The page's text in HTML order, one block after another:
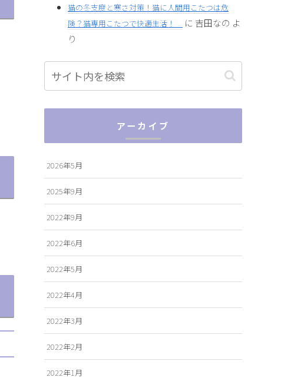
猫の冬支度と寒さ対策！猫に人間用こたつは危
険？猫専用こたつで快適生活！
に 吉田なの よ
り
アーカイブ
2026年5月
2025年9月
2022年9月
2022年6月
2022年5月
2022年4月
2022年3月
2022年2月
2022年1月